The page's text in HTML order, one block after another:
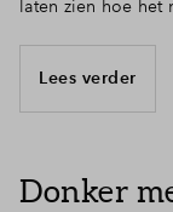
laten zien hoe het
Lees verder
Donker